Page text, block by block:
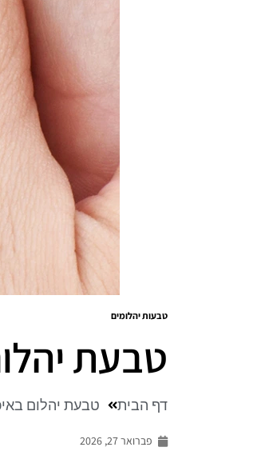
טבעות יהלומים
טבעת
דף הבית טבעת יהלום
פברואר 27, 2026